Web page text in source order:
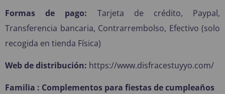
Formas de pago: Tarjeta de crédito, Paypal,
Transferencia bancaria, Contrarrembolso, Efectivo (solo
recogida en tienda Física)
Web de distribución: https://www.disfracestuyyo.com/
Familia : Complementos para fiestas de cumpleaños